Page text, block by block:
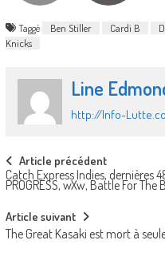
Taggé Ben Stiller Cardi B
Knicks
Line
http://Info-
Post
navigation
Article précédent
Catch Express Indies, dernières
PROGRESS, wXw, Battle For The
Article suivant
The Great Kasaki est mort à